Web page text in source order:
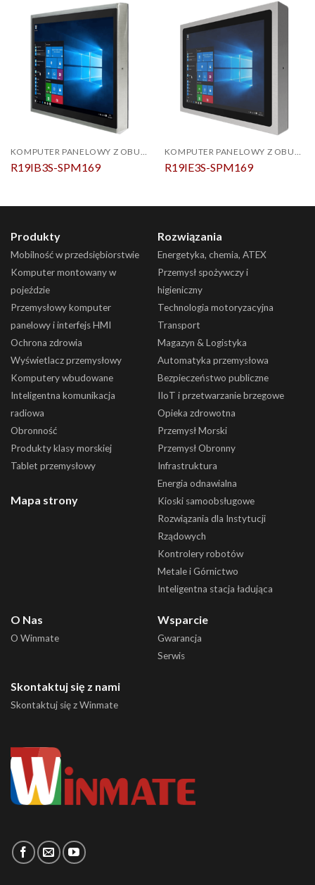
KOMPUTER PANELOWY Z OBUDOWĄ PCAP ZE STALI NIERDZEWNEJ IP69K
R19IB3S-SPM169
KOMPUTER PANELOWY Z OBUDOWĄ PCAP ZE STALI NIERDZEWNEJ IP69K
R19IE3S-SPM169
Produkty
Mobilność w przedsiębiorstwie
Komputer montowany w
pojeździe
Przemysłowy komputer
panelowy i interfejs HMI
Ochrona zdrowia
Wyświetlacz przemysłowy
Komputery wbudowane
Inteligentna komunikacja
radiowa
Obronność
Produkty klasy morskiej
Tablet przemysłowy
Mapa strony
Rozwiązania
Energetyka, chemia, ATEX
Przemysł spożywczy i
higieniczny
Technologia motoryzacyjna
Transport
Magazyn & Logistyka
Automatyka przemysłowa
Bezpieczeństwo publiczne
IIoT i przetwarzanie brzegowe
Opieka zdrowotna
Przemysł Morski
Przemysł Obronny
Infrastruktura
Energia odnawialna
Kioski samoobsługowe
Rozwiązania dla Instytucji
Rządowych
Kontrolery robotów
Metale i Górnictwo
Inteligentna stacja ładująca
O Nas
O Winmate
Wsparcie
Gwarancja
Serwis
Skontaktuj się z nami
Skontaktuj się z Winmate